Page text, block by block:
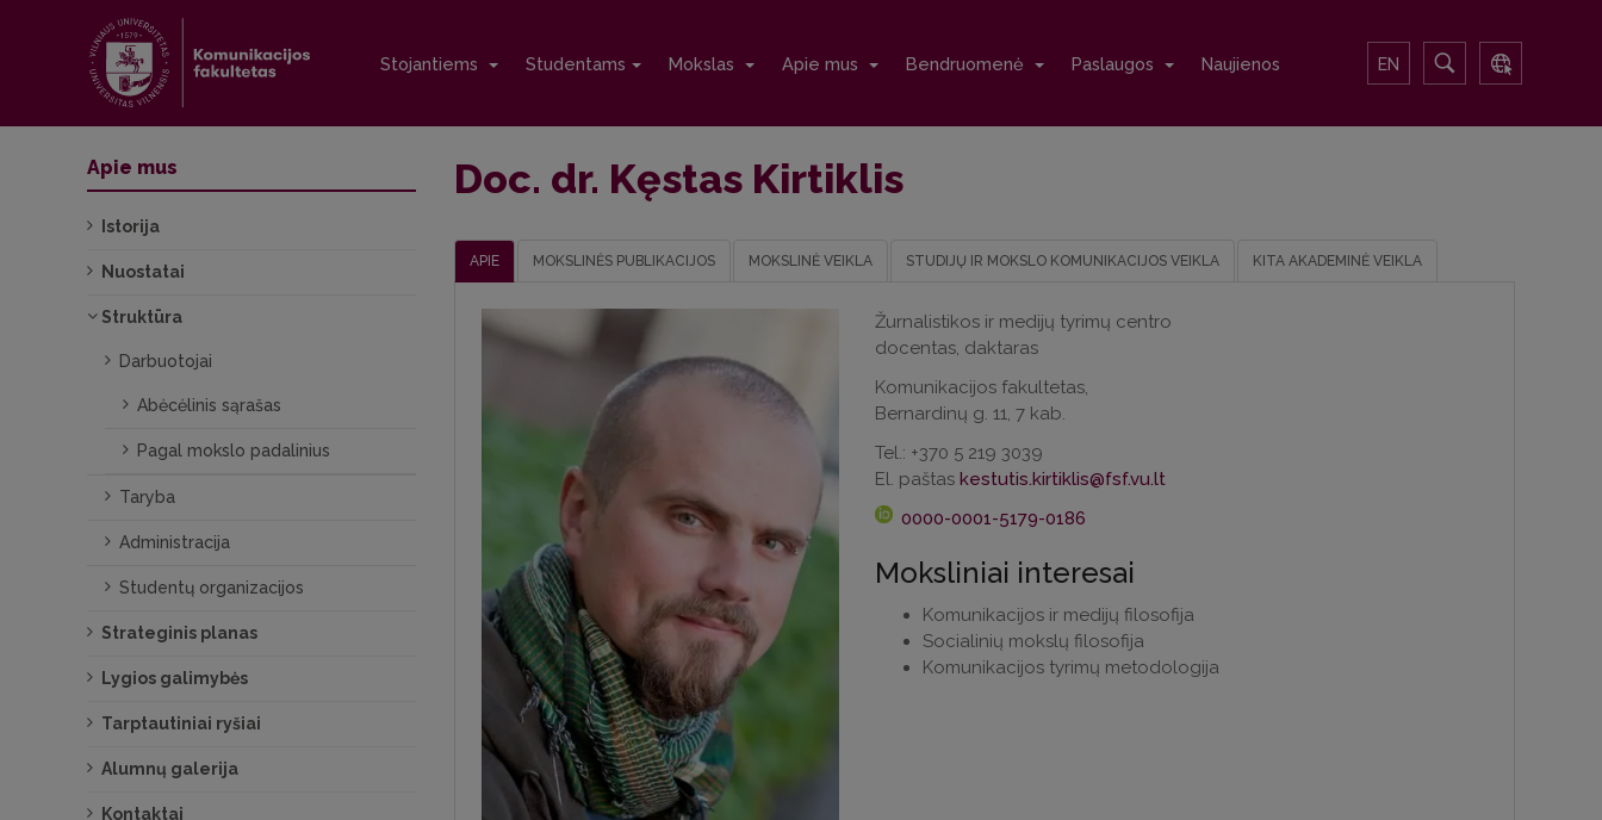
Stojantiems Studentams Mokslas Apie mus Bendruomenė Paslaugos Naujienos EN
Doc. dr. Kęstas Kirtiklis
APIE MOKSLINĖS PUBLIKACIJOS MOKSLINĖ VEIKLA STUDIJŲ IR MOKSLO KOMUNIKACIJOS VEIKLA KITA AKADEMINĖ VEIKLA
Žurnalistikos ir medijų tyrimų centro
docentas, daktaras
Komunikacijos fakultetas,
Bernardinų g. 11, 7 kab.
Tel.: +370 5 219 3039
El. paštas
0000-0001-5179-0186
Moksliniai interesai
Komunikacijos ir medijų filosofija
Socialinių mokslų filosofija
Komunikacijos tyrimų metodologija
Apie mus
Istorija
Nuostatai
Struktūra
Darbuotojai
Abėcėlinis sąrašas
Pagal mokslo padalinius
Taryba
Administracija
Studentų organizacijos
Strateginis planas
Lygios galimybės
Tarptautiniai ryšiai
Alumnų galerija
Kontaktai